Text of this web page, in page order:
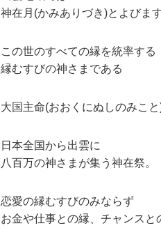
神在月(かみありづき)とよびます
この世のすべての縁を統率する
縁むすびの神さまである
大国主命(おおくにぬしのみこと
日本全国から出雲に
八百万の神さまが集う神在祭。
恋愛の縁むすびのみならず
お金や仕事との縁、チャンスと